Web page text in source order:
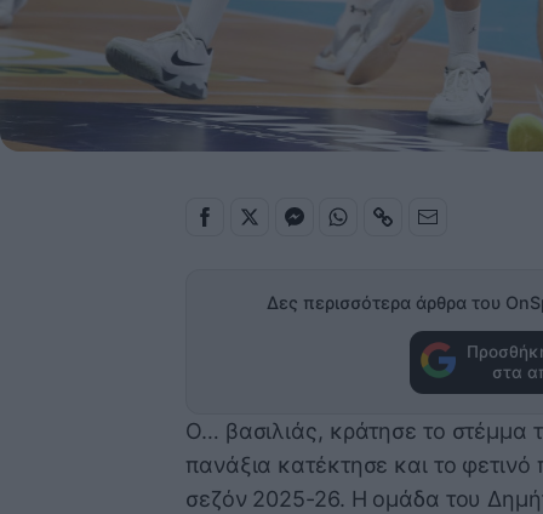
Δες περισσότερα άρθρα του
στα
Ο… βασιλιάς, κράτησε το στέμμα
πανάξια κατέκτησε και το
σεζόν 2025-26. Η ομάδα του